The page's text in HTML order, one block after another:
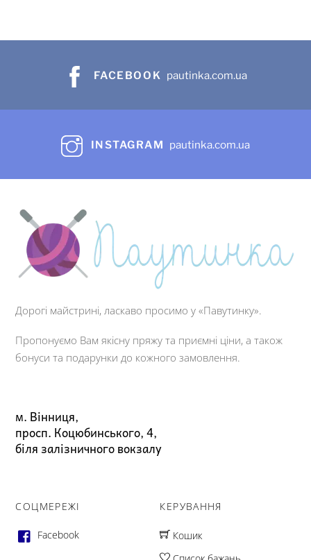
FACEBOOK pautinka.com.ua
INSTAGRAM pautinka.com.ua
Дорогі майстрині, ласкаво просимо у «Павутинку».
Пропонуємо Вам якісну пряжу та приємні ціни, а також
бонуси та подарунки до кожного замовлення.
м. Вінниця,
просп. Коцюбинського, 4,
біля залізничного вокзалу
СОЦМЕРЕЖІ
Facebook
КЕРУВАННЯ
Кошик